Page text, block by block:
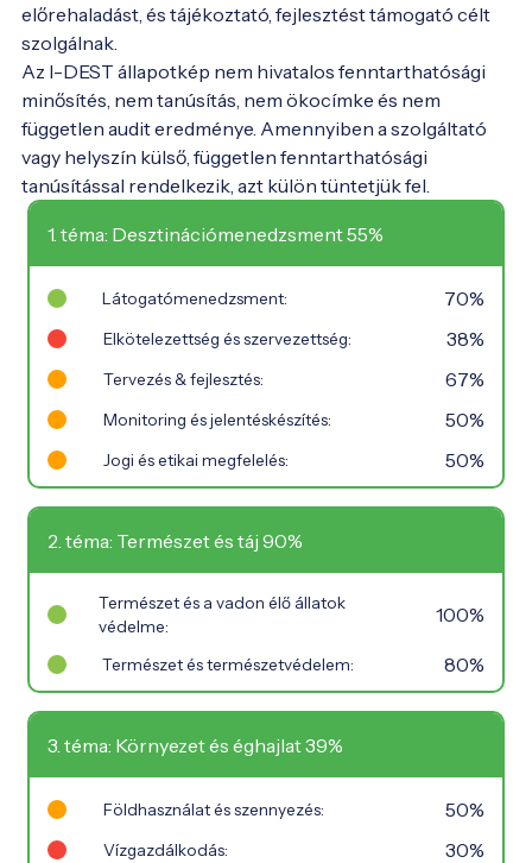
előrehaladást, és tájékoztató, fejlesztést támogató célt
szolgálnak.
Az I-DEST állapotkép nem hivatalos fenntarthatósági
minősítés, nem tanúsítás, nem ökocímke és nem
független audit eredménye. Amennyiben a szolgáltató
vagy helyszín külső, független fenntarthatósági
tanúsítással rendelkezik, azt külön tüntetjük fel.
1. téma: Desztinációmenedzsment 55%
Látogatómenedzsment: 70%
Elkötelezettség és szervezettség: 38%
Tervezés & fejlesztés: 67%
Monitoring és jelentéskészítés: 50%
Jogi és etikai megfelelés: 50%
2. téma: Természet és táj 90%
Természet és a vadon élő állatok
védelme:
100%
Természet és természetvédelem: 80%
3. téma: Környezet és éghajlat 39%
Földhasználat és szennyezés: 50%
Vízgazdálkodás: 30%